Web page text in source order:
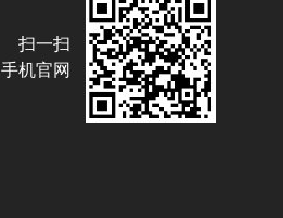
扫一扫
手机官网